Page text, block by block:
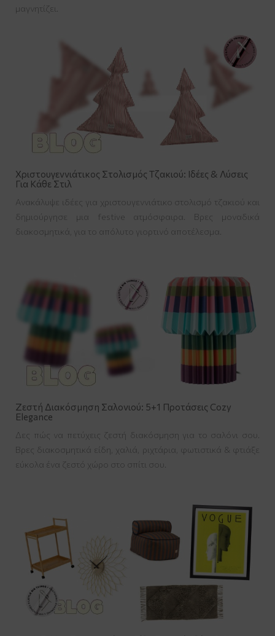
μαγνητίζει.
Χριστουγεννιάτικος Στολισμός Τζακιού: Ιδέες & Λύσεις
Για Κάθε Στιλ
Ανακάλυψε ιδέες για χριστουγεννιάτικο στολισμό τζακιού και
δημιούργησε μια festive ατμόσφαιρα. Βρες μοναδικά
διακοσμητικά, για το απόλυτο γιορτινό αποτέλεσμα.
Ζεστή Διακόσμηση Σαλονιού: 5+1 Προτάσεις Cozy
Elegance
Δες πώς να πετύχεις ζεστή διακόσμηση για το σαλόνι σου.
Βρες διακοσμητικά είδη, χαλιά, ριχτάρια, φωτιστικά & φτιάξε
εύκολα ένα ζεστό χώρο στο σπίτι σου.